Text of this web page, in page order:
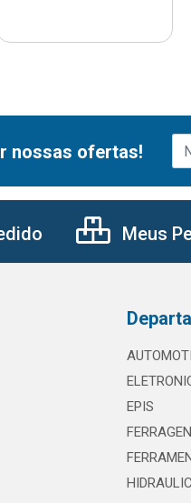
nossas ofertas!
Meus
EPIS